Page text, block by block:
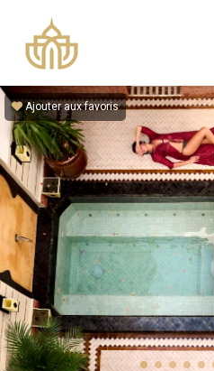
Ajouter aux favoris